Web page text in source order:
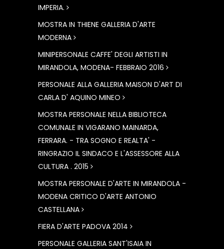
IMPERIA.
MOSTRA IN THIENE GALLERIA D'ARTE
MODERNA
MINIPERSONALE CAFFE' DEGLI ARTISTI IN
MIRANDOLA, MODENA- FEBBRAIO 2016
PERSONALE ALLA GALLERIA MAISON D'ART DI
CARLA D' AQUINO MINEO
MOSTRA PERSONALE NELLA BIBLIOTECA
COMUNALE IN VIGARANO MAINARDA,
FERRARA. - TRA SOGNO E REALTA' -
RINGRAZIO IL SINDACO E L'ASSESSORE ALLA
CULTURA . 2015
MOSTRA PERSONALE D'ARTE IN MIRANDOLA -
MODENA CRITICO D'ARTE ANTONIO
CASTELLANA
FIERA D'ARTE PADOVA 2014
PERSONALE GALLERIA SANT'ISAIA IN